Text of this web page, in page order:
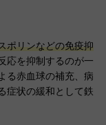
ポリンなどの免疫抑
応を抑制するのが一
る赤血球の補充、病
症状の緩和として鉄